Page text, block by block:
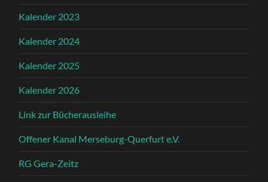
Kalender 2023
Kalender 2024
Kalender 2025
Kalender 2026
Link zur Bücherausleihe
Offener Kanal Merseburg-Querfurt e.V.
RG Gera-Zeitz